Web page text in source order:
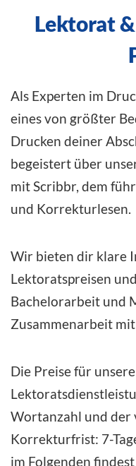
Lektorat
Als Experten im
eines von größter
Drucken deiner
begeistert über
mitScribbr, dem
und Korrekturlesen.
Wir bieten dir klare
Lektoratspreisen
Bachelorarbeit und
Zusammenarbeit
Die Preise für
Wortanzahl und der
Korrekturfrist: 7-
im Folgenden